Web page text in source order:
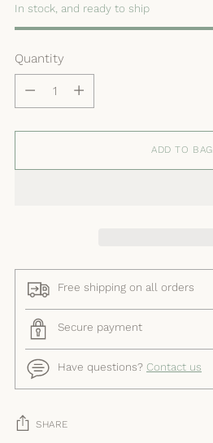
In stock, and ready to ship
Quantity
ADD TO BAG
Free shipping on all orders
Secure payment
Have questions? Contact us
SHARE